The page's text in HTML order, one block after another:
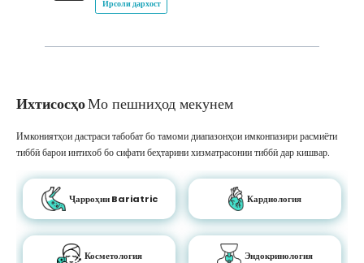
Ирсоли дархост
ИхтисосҳоМо пешниҳод мекунем
Имкониятҳои дастраси табобат бо тамоми диапазонҳои имконпазири расмиёти
тиббӣ барои интихоб бо сифати беҳтарини хизматрасонии тиббӣ дар кишвар.
Ҷарроҳии Bariatric Кардиология
Косметология Эндокринология